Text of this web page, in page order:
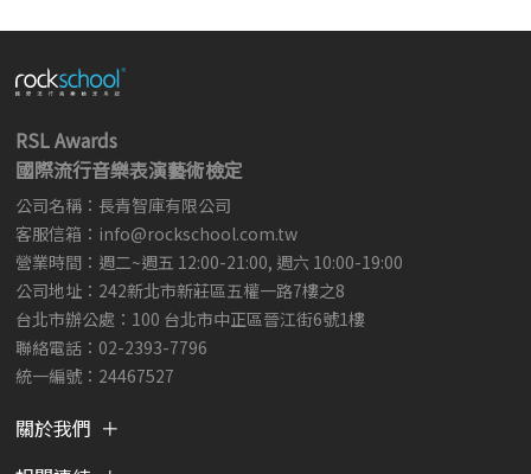
RSL Awards
國際流行音樂表演藝術檢定
公司名稱：長青智庫有限公司
客服信箱： info@rockschool.com.tw ​
營業時間：週二~週五 12:00-21:00, 週六 10:00-19:00
公司地址：242新北市新莊區五權一路7樓之8
台北市辦公處：100 台北市中正區晉江街6號1樓
聯絡電話：02-2393-7796
統一編號：24467527
關於我們